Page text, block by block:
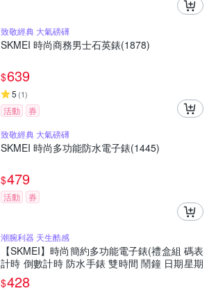
致敬經典 大氣磅礡
SKMEI 時尚商務男士石英錶(1878)
$639
5 (1)
活動
券
致敬經典 大氣磅礡
SKMEI 時尚多功能防水電子錶(1445)
$479
活動 券
潮腕利器 天生酷感
【SKMEI】時尚簡約多功能電子錶(禮盒組 碼表
計時 倒數計時 防水手錶 雙時間 鬧鐘 日期星期
顯示/1894)
$428